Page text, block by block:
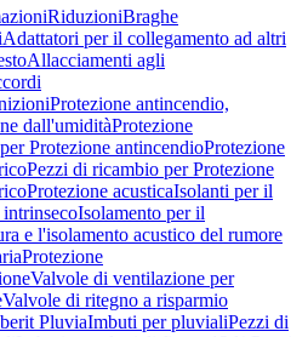
RiduzioniBraghe
Adattatori per il collegamento ad altri
Allacciamenti agli
Protezione antincendio,
dall'umiditàProtezione
Protezione antincendioProtezione
Pezzi di ricambio per Protezione
Protezione acusticaIsolanti per il
Isolamento per il
e l'isolamento acustico del rumore
Protezione
Valvole di ventilazione per
Valvole di ritegno a risparmio
PluviaImbuti per pluvialiPezzi di